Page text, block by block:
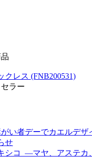
クレス (FNB200531)
ラー
い者デーでカエルデザ
せ
シコ ―マヤ、アステカ